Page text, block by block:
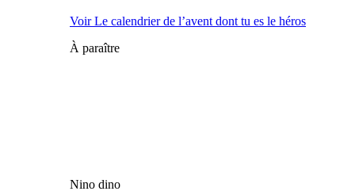
Voir Le calendrier de l’avent dont tu es le héros
À paraître
Nino dino